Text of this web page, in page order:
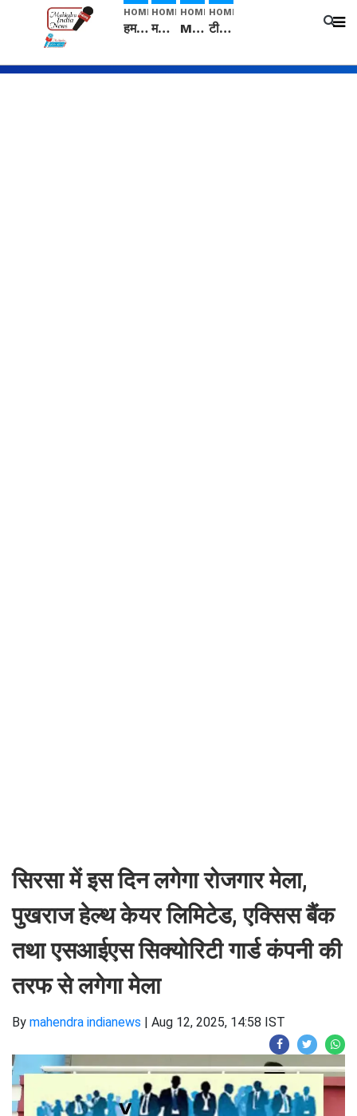
HOME
हम सनातनी..." सांसद kangana Ranaut से क्या बोली लड़की? Viral Jantar-Mantar | CJP protest
HOME
मनीषा हत्याकांड: हत्या, आत्महत्या या कोई बड़ा राज? | Full Story | Josh Haryana
HOME
Mangalsutra: हिंदू धर्म में शादी के बाद मंगलसूत्र क्यों पहनती है महिलाएं, किसने शुरु की ये परंपरा
HOME
टीम बीकेई ने एग्रीकल्चर ग्रेड की यूरिया खाद गट्टों में बदलकर टेक्निकल ग्रेड में बेचने वालों पर करवाई कार्रवाई: लखविंदर सिंह औलख
सिरसा में इस दिन लगेगा रोजगार मेला,
पुखराज हेल्थ केयर लिमिटेड, एक्सिस बैंक
तथा एसआईएस सिक्योरिटी गार्ड कंपनी की
तरफ से लगेगा मेला
By mahendra indianews | Aug 12, 2025, 14:58 IST